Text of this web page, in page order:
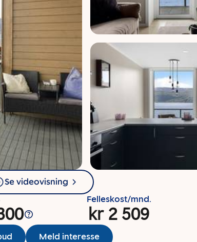
Se videovisning
Felleskost/mnd.
kr 2 509
Meld interesse